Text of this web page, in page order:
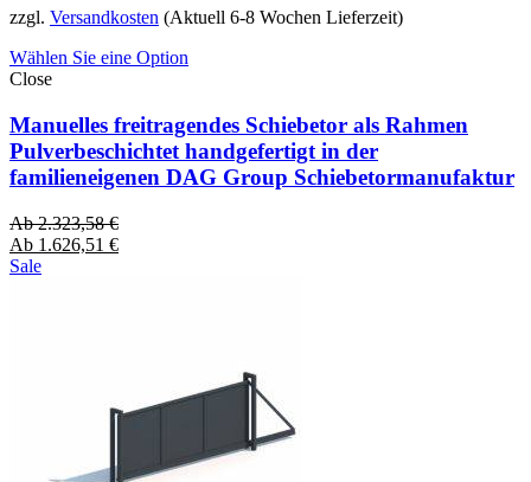
zzgl. Versandkosten (Aktuell 6-8 Wochen Lieferzeit)
Wählen Sie eine Option
Close
Manuelles freitragendes Schiebetor als Rahmen
Pulverbeschichtet handgefertigt in der
familieneigenen DAG Group Schiebetormanufaktur
Ab2.323,58€
Ab 1.626,51 €
Sale